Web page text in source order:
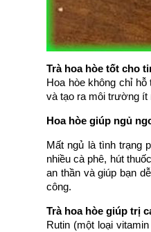
Trà hoa hòe tốt cho
Hoa hòe không chỉ
và tạo ra môi trường
Hoa hòe giúp ngủ
Mất ngủ là tình trạng
nhiều cà phê, hút
an thần và giúp bạn
công.
Trà hoa hòe giúp trị
Rutin (một loại